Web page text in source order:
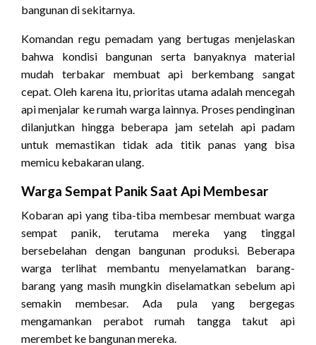
bangunan di sekitarnya.
Komandan regu pemadam yang bertugas menjelaskan
bahwa kondisi bangunan serta banyaknya material
mudah terbakar membuat api berkembang sangat
cepat. Oleh karena itu, prioritas utama adalah mencegah
api menjalar ke rumah warga lainnya. Proses pendinginan
dilanjutkan hingga beberapa jam setelah api padam
untuk memastikan tidak ada titik panas yang bisa
memicu kebakaran ulang.
Warga Sempat Panik Saat Api Membesar
Kobaran api yang tiba-tiba membesar membuat warga
sempat panik, terutama mereka yang tinggal
bersebelahan dengan bangunan produksi. Beberapa
warga terlihat membantu menyelamatkan barang-
barang yang masih mungkin diselamatkan sebelum api
semakin membesar. Ada pula yang bergegas
mengamankan perabot rumah tangga takut api
merembet ke bangunan mereka.